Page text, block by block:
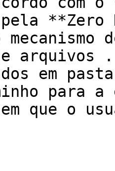
arquivos
em
para a
que o